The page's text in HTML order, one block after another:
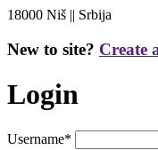
18000 Niš || Srbija
New to site? Create
Login
Username*